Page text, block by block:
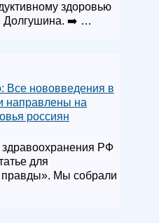
здоровью
Долгушина. ➡️ …
Все нововведения в
направлены на
россиян
РФ
для
правды». Мы собрали